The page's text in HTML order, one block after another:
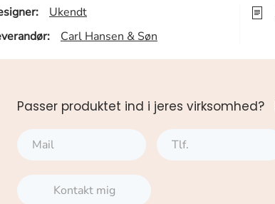
Ukendt
Carl Hansen & Søn
Passer produktet ind i jeres virksomhed?
Kontakt mig